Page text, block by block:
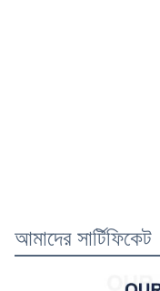
আমাদের সার্টিফিকেট